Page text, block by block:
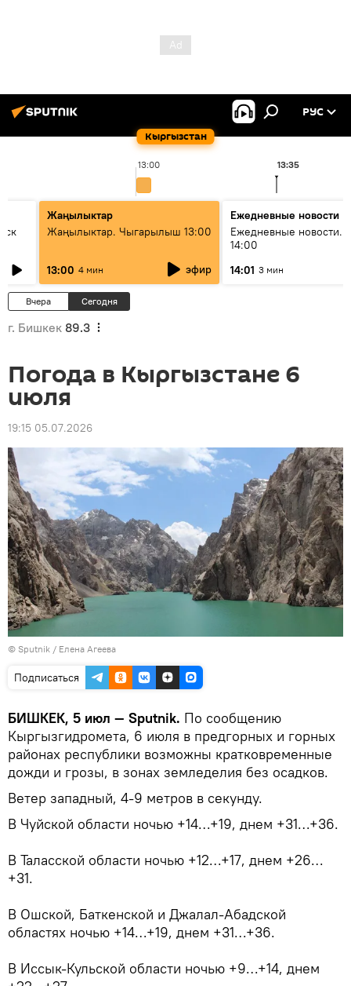
Кыргызстан
РУС
13:00 13:35
Жаңылыктар
Жаңылыктар. Чыгарылыш 13:00
13:00 4 мин эфир
Ежедневные новости
Ежедневные новости.
14:00
14:01 3 мин
Вчера Сегодня
г. Бишкек 89.3
Погода в Кыргызстане 6
июля
19:15 05.07.2026
© Sputnik / Елена Агеева
Подписаться
БИШКЕК, 5 июл — Sputnik. По сообщению
Кыргызгидромета, 6 июля в предгорных и горных
районах республики возможны кратковременные
дожди и грозы, в зонах земледелия без осадков.
Ветер западный, 4-9 метров в секунду.
В Чуйской области ночью +14…+19, днем +31…+36.
В Таласской области ночью +12…+17, днем +26…
+31.
В Ошской, Баткенской и Джалал-Абадской
областях ночью +14…+19, днем +31…+36.
В Иссык-Кульской области ночью +9…+14, днем